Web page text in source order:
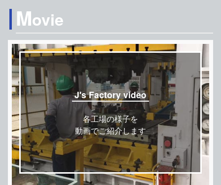
Movie
J's Factory video
各工場の様子を
動画でご紹介します